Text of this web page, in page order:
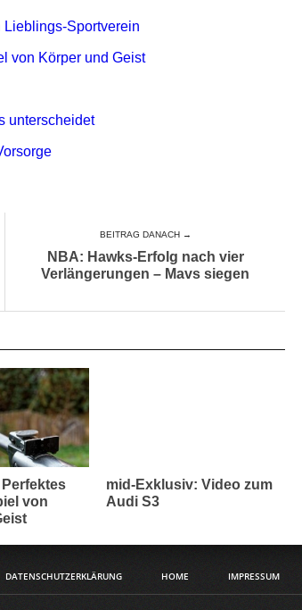
Lieblings-Sportverein
von Körper und Geist
unterscheidet
BEITRAG DANACH →
NBA: Hawks-Erfolg nach vier
Verlängerungen – Mavs siegen
von
mid-Exklusiv: Video zum
Audi S3
DATENSCHUTZERKLÄRUNG HOME IMPRESSUM